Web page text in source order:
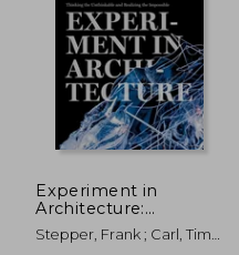
Experiment in
Architecture:
Thinking the
Unthinkable and
Stepper, Frank ; Carl, Timo